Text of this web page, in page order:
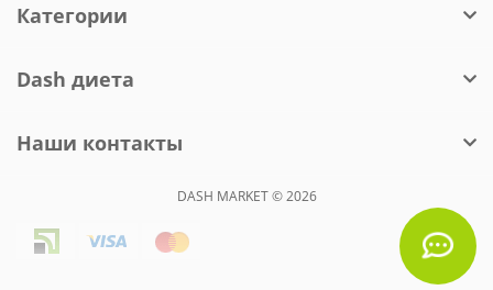
Категории
Dash диета
Наши контакты
DASH MARKET © 2026